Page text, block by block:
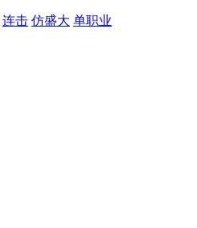
连击 仿盛大 单职业